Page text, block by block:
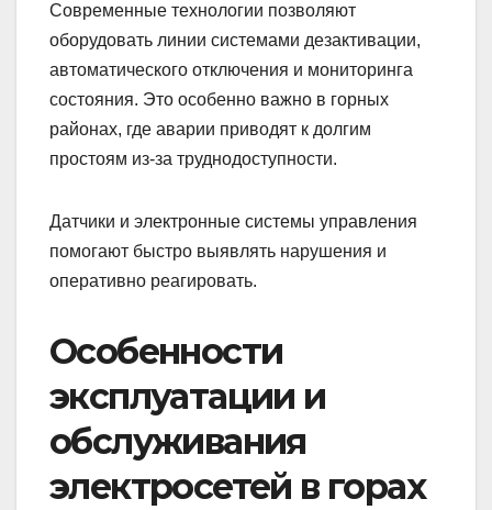
Современные технологии позволяют
оборудовать линии системами дезактивации,
автоматического отключения и мониторинга
состояния. Это особенно важно в горных
районах, где аварии приводят к долгим
простоям из-за труднодоступности.
Датчики и электронные системы управления
помогают быстро выявлять нарушения и
оперативно реагировать.
Особенности
эксплуатации и
обслуживания
электросетей в горах